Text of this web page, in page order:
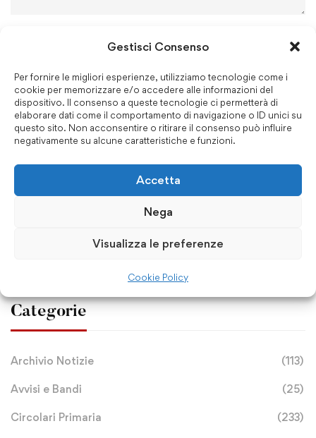
Gestisci Consenso
Per fornire le migliori esperienze, utilizziamo tecnologie come i
cookie per memorizzare e/o accedere alle informazioni del
dispositivo. Il consenso a queste tecnologie ci permetterà di
elaborare dati come il comportamento di navigazione o ID unici su
questo sito. Non acconsentire o ritirare il consenso può influire
negativamente su alcune caratteristiche e funzioni.
Accetta
Nega
Visualizza le preferenze
Cookie Policy
Salva il mio nome, email e sito web in questo browser
Cerca
Categorie
Archivio Notizie (113)
Avvisi e Bandi (25)
Circolari Primaria (233)